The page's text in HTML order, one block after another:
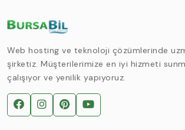
Web hosting ve teknoloji çözümlerinde
şirketiz. Müşterilerimize en iyi hizmeti
çalışıyor ve yenilik yapıyoruz.